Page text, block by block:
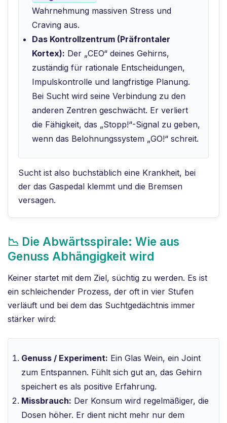
Wahrnehmung massiven Stress und
Craving aus.
Das Kontrollzentrum (Präfrontaler
Kortex): Der „CEO“ deines Gehirns,
zuständig für rationale Entscheidungen,
Impulskontrolle und langfristige Planung.
Bei Sucht wird seine Verbindung zu den
anderen Zentren geschwächt. Er verliert
die Fähigkeit, das „Stopp!“-Signal zu geben,
wenn das Belohnungssystem „GO!“ schreit.
Sucht ist also buchstäblich eine Krankheit, bei
der das Gaspedal klemmt und die Bremsen
versagen.
📉 Die Abwärtsspirale: Wie aus
Genuss Abhängigkeit wird
Keiner startet mit dem Ziel, süchtig zu werden. Es ist
ein schleichender Prozess, der oft in vier Stufen
verläuft und bei dem das Suchtgedächtnis immer
stärker wird:
Genuss / Experiment: Ein Glas Wein, ein Joint
zum Entspannen. Fühlt sich gut an, das Gehirn
speichert es als positive Erfahrung.
Missbrauch: Der Konsum wird regelmäßiger, die
Dosen höher. Er dient nicht mehr nur dem